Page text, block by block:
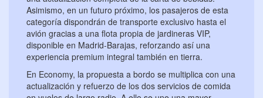
Asimismo, en un futuro próximo, los pasajeros de esta
categoría dispondrán de transporte exclusivo hasta el
avión gracias a una flota propia de jardineras VIP,
disponible en Madrid-Barajas, reforzando así una
experiencia premium integral también en tierra.
En Economy, la propuesta a bordo se multiplica con una
actualización y refuerzo de los dos servicios de comida